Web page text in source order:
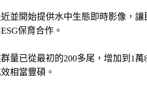
並開始提供水中生態即時影像，讓
保育合作。
量已從最初的200多尾，增加到1萬
相當豐碩。